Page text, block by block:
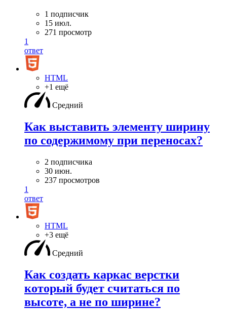
1 подписчик
15 июл.
271 просмотр
1
ответ
HTML
+1 ещё
Средний
Как выставить элементу ширину
по содержимому при переносах?
2 подписчика
30 июн.
237 просмотров
1
ответ
HTML
+3 ещё
Средний
Как создать каркас верстки
который будет считаться по
высоте, а не по ширине?